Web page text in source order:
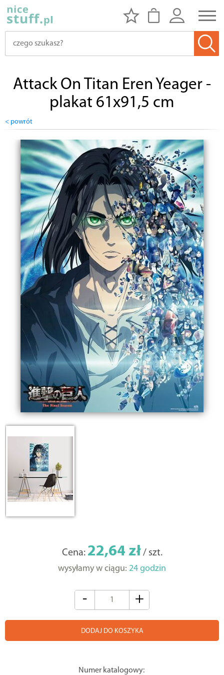
Attack On Titan Eren Yeager -
plakat 61x91,5 cm
< powrót
Cena: 22,64 zł/ szt.
wysyłamy w ciągu: 24 godzin
- +
DODAJ DO KOSZYKA
Numer katalogowy: